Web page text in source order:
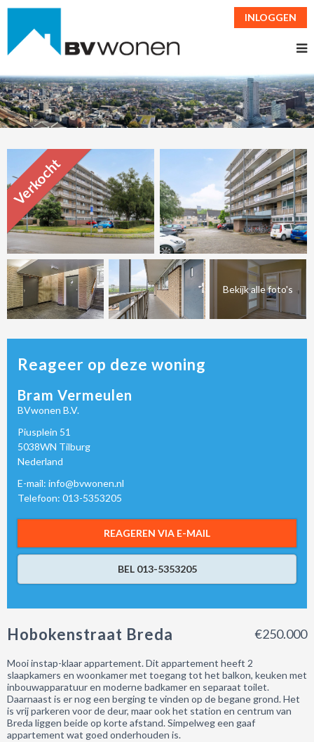
INLOGGEN
Verkocht
Bekijk alle foto's
Reageer op deze woning
Bram Vermeulen
BVwonen B.V.
Piusplein 51
5038WN Tilburg
Nederland
E-mail: info@bvwonen.nl
Telefoon: 013-5353205
REAGEREN VIA E-MAIL
BEL 013-5353205
€250.000
Hobokenstraat Breda
Mooi instap-klaar appartement. Dit appartement heeft 2
slaapkamers en woonkamer met toegang tot het balkon, keuken met
inbouwapparatuur en moderne badkamer en separaat toilet.
Daarnaast is er nog een berging te vinden op de begane grond. Het
is vrij parkeren voor de deur, maar ook het station en centrum van
Breda liggen beide op korte afstand. Simpelweg een gaaf
appartement wat goed onderhouden is.